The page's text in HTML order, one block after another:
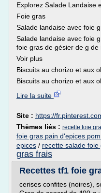
Explorez Salade Landaise
Foie gras
Salade landaise avec foie
Salade landaise avec foie
foie gras de gésier de g de
Voir plus
Biscuits au chorizo et aux
Biscuits au chorizo et aux
Lire la suite
Site : https://
Thèmes liés : recette foie
foie gras pain d'epices
epices / recette salade foie
gras frais
Recettes tf1 foie
cerises confites (noires),